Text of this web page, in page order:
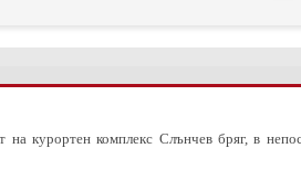
на курортен комплекс Слънчев бряг, в